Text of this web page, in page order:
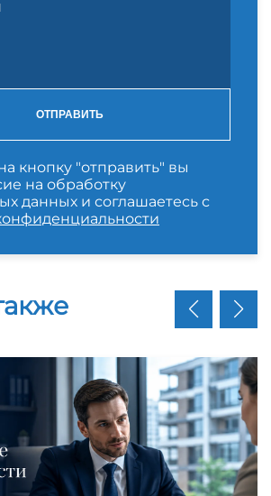
ОТПРАВИТЬ
кнопку "отправить" вы
на обработку
данных и соглашаетесь с